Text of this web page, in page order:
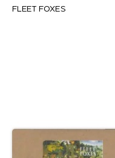
FLEET FOXES